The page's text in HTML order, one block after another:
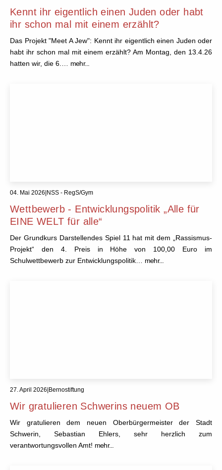
Kennt ihr eigentlich einen Juden oder habt
ihr schon mal mit einem erzählt?
Das Projekt "Meet A Jew": Kennt ihr eigentlich einen Juden oder
habt ihr schon mal mit einem erzählt? Am Montag, den 13.4.26
hatten wir, die 6.… mehr...
04. Mai 2026 NSS - RegS/Gym
Wettbewerb - Entwicklungspolitik „Alle für
EINE WELT für alle“
Der Grundkurs Darstellendes Spiel 11 hat mit dem „Rassismus-
Projekt“ den 4. Preis in Höhe von 100,00 Euro im
Schulwettbewerb zur Entwicklungspolitik… mehr...
27. April 2026 Bernostiftung
Wir gratulieren Schwerins neuem OB
Wir gratulieren dem neuen Oberbürgermeister der Stadt
Schwerin, Sebastian Ehlers, sehr herzlich zum
verantwortungsvollen Amt! mehr...